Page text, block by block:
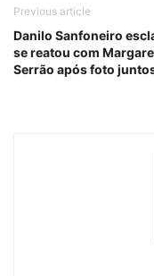
Previous article
Danilo Sanfoneiro
se reatou com
Serrão após foto